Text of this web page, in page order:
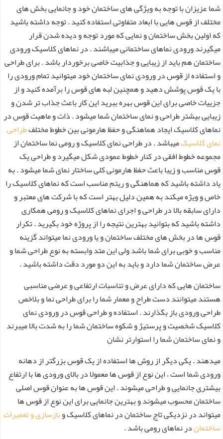
شما عزیزان با توجه به ویژگی های ساختمان خود و جانمایی بخش های
مختلف از قوس هایی با ابعاد متفاوتی استفاده کنید . توجه داشته باشید
که اولین بخش ساختمان و نمایی که مورد توجه و دیده شدن قرار
میگیرند ورودی نماهای ساختمانی میباشند . در نماهای کلاسیک ورودی
ساختمان هم باید از زیبایی و جذابیت خاصی برخوردار باشد . برای طراحی
و استفاده از قوس در ورودی نمای ساختمان خود میتوانید تمام ورودی را
با یک قوس پوشش دهید و همچنین لبه های قوس را برآمده کنید و از
جزییات خاصی برای این قوس بهره ببرید این کار باعث جذاب تر شدن و
زیبایی بیشتر طراحی و نمای ساختمان شما میشود . ذات و ماهیت قوس در
نماهای کلاسیک ایجاد هماهنگی و حفظ هارمونی بین خطوط مختلفطراحی
نمای کلاسیکمیباشد . در طراحی نمای کلاسیک و رومی نما ساختمان از
مجموعه خطوط افقی در کنار خطوط عمودی شکل میگیرد و طراحی یک
قوس مناسب و زیبا باعث حفظ هارمونی کلی ساختار نمای شما میشود . به
یاد داشته باشید که هماهنگی و ریتم مناسب است که نماهای کلاسیک را
خاص و ویژه میکند به همین دلیل بهتر است که با شرکت های معتبر و
دارای سابقه بالا در طراحی و اجرای نماهای کلاسیک و رومی همکاری
داشته باشید که بتوانید بهترین نتیجه را از پروژه خود بگیرید . تکرار
قوس ها در بخش های مختلف ساختمان و یا ورودی نما میتواند گزینه
مناسب و خوبی برای شما باشد ولی این متد وابسته به نوع طراحی شما و
عرض ساختمان شما دارد و باید به این دو مورد دقت داشته باشید .
ساختمان هایی که دارای عرض و تناسبات ارتفاعی و عرضی مناسبی
هستند میتوانند دست طراح و معمار شما را برای طراحی نما و بلاخص
طراحی ورودی باز بگذارند . استفاده و طراحی قوس در ورودی نمای
کلاسیک شخصیت و پرستیژ و شکوه ساختمان شما را به شدت بالا میبرند
و نمای ساختمان شما را استوارتر نشان
میدهند . یکی دیگر از روش ها استفاده از یک قوس بزرگتر از دهانه
ورودی شما است ، این نوع از قوس ها معمولا در بالای ورودی ها با ارتفاع
بیشتری جانمایی و طراحی میشوند . این قوس ها به عنوان قوس اصلی
ساختمان محسوب میشوند و بهترین جانمایی برای این نوع از قوس ها
میتواند در نزدیکی تاج ساختمان در نماهای کلاسیک وبازسازی و تعمیرات
ساختماندر نماهای رومی باشد .